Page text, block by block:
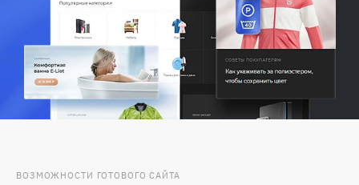
ВОЗМОЖНОСТИ ГОТОВОГО САЙТА